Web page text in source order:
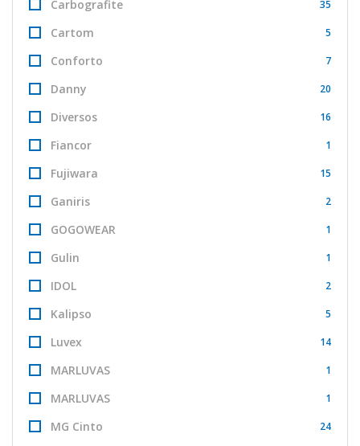
Carbografite 35
Cartom 5
Conforto 7
Danny 20
Diversos 16
Fiancor 1
Fujiwara 15
Ganiris 2
GOGOWEAR 1
Gulin 1
IDOL 2
Kalipso 5
Luvex 14
MARLUVAS 1
MARLUVAS 1
MG Cinto 24